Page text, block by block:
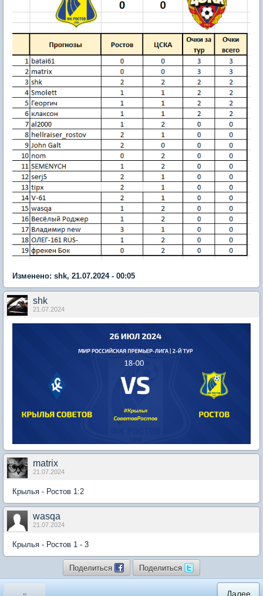
Изменено: shk, 21.07.2024 - 00:05
shk
21.07.2024
matrix
21.07.2024
Крылья - Ростов 1:2
wasqa
21.07.2024
Крылья - Ростов 1 - 3
Поделиться Поделиться
« Далее